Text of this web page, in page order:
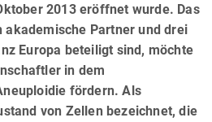
2013 eröffnet wurde. Das
akademische Partner und drei
Europa beteiligt sind, möchte
in dem
fördern. Als
von Zellen bezeichnet, die